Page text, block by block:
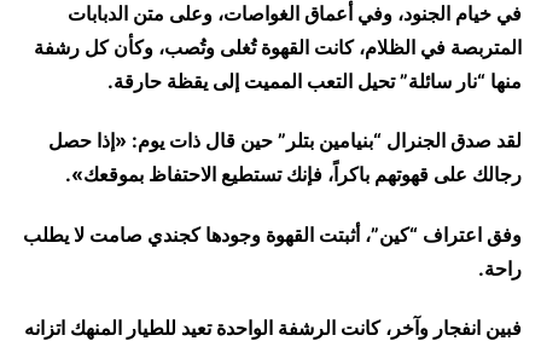
في خيام الجنود، وفي أعماق الغواصات، وعلى متن الدبابات
المتربصة في الظلام، كانت القهوة تُغلى وتُصب، وكأن كل رشفة
منها “نار سائلة” تحيل التعب المميت إلى يقظة حارقة.
لقد صدق الجنرال “بنيامين بتلر” حين قال ذات يوم: «إذا حصل
رجالك على قهوتهم باكراً، فإنك تستطيع الاحتفاظ بموقعك».
​وفق اعتراف “كين”، أثبتت القهوة وجودها كجندي صامت لا يطلب
راحة.
فبين انفجار وآخر، كانت الرشفة الواحدة تعيد للطيار المنهك اتزانه